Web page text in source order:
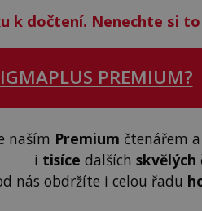
k dočtení. Nenechte si
PREMIUM?
naším Premium čtenářem a
i tisíce dalšíchskvělých
nás obdržíte i celou řadu